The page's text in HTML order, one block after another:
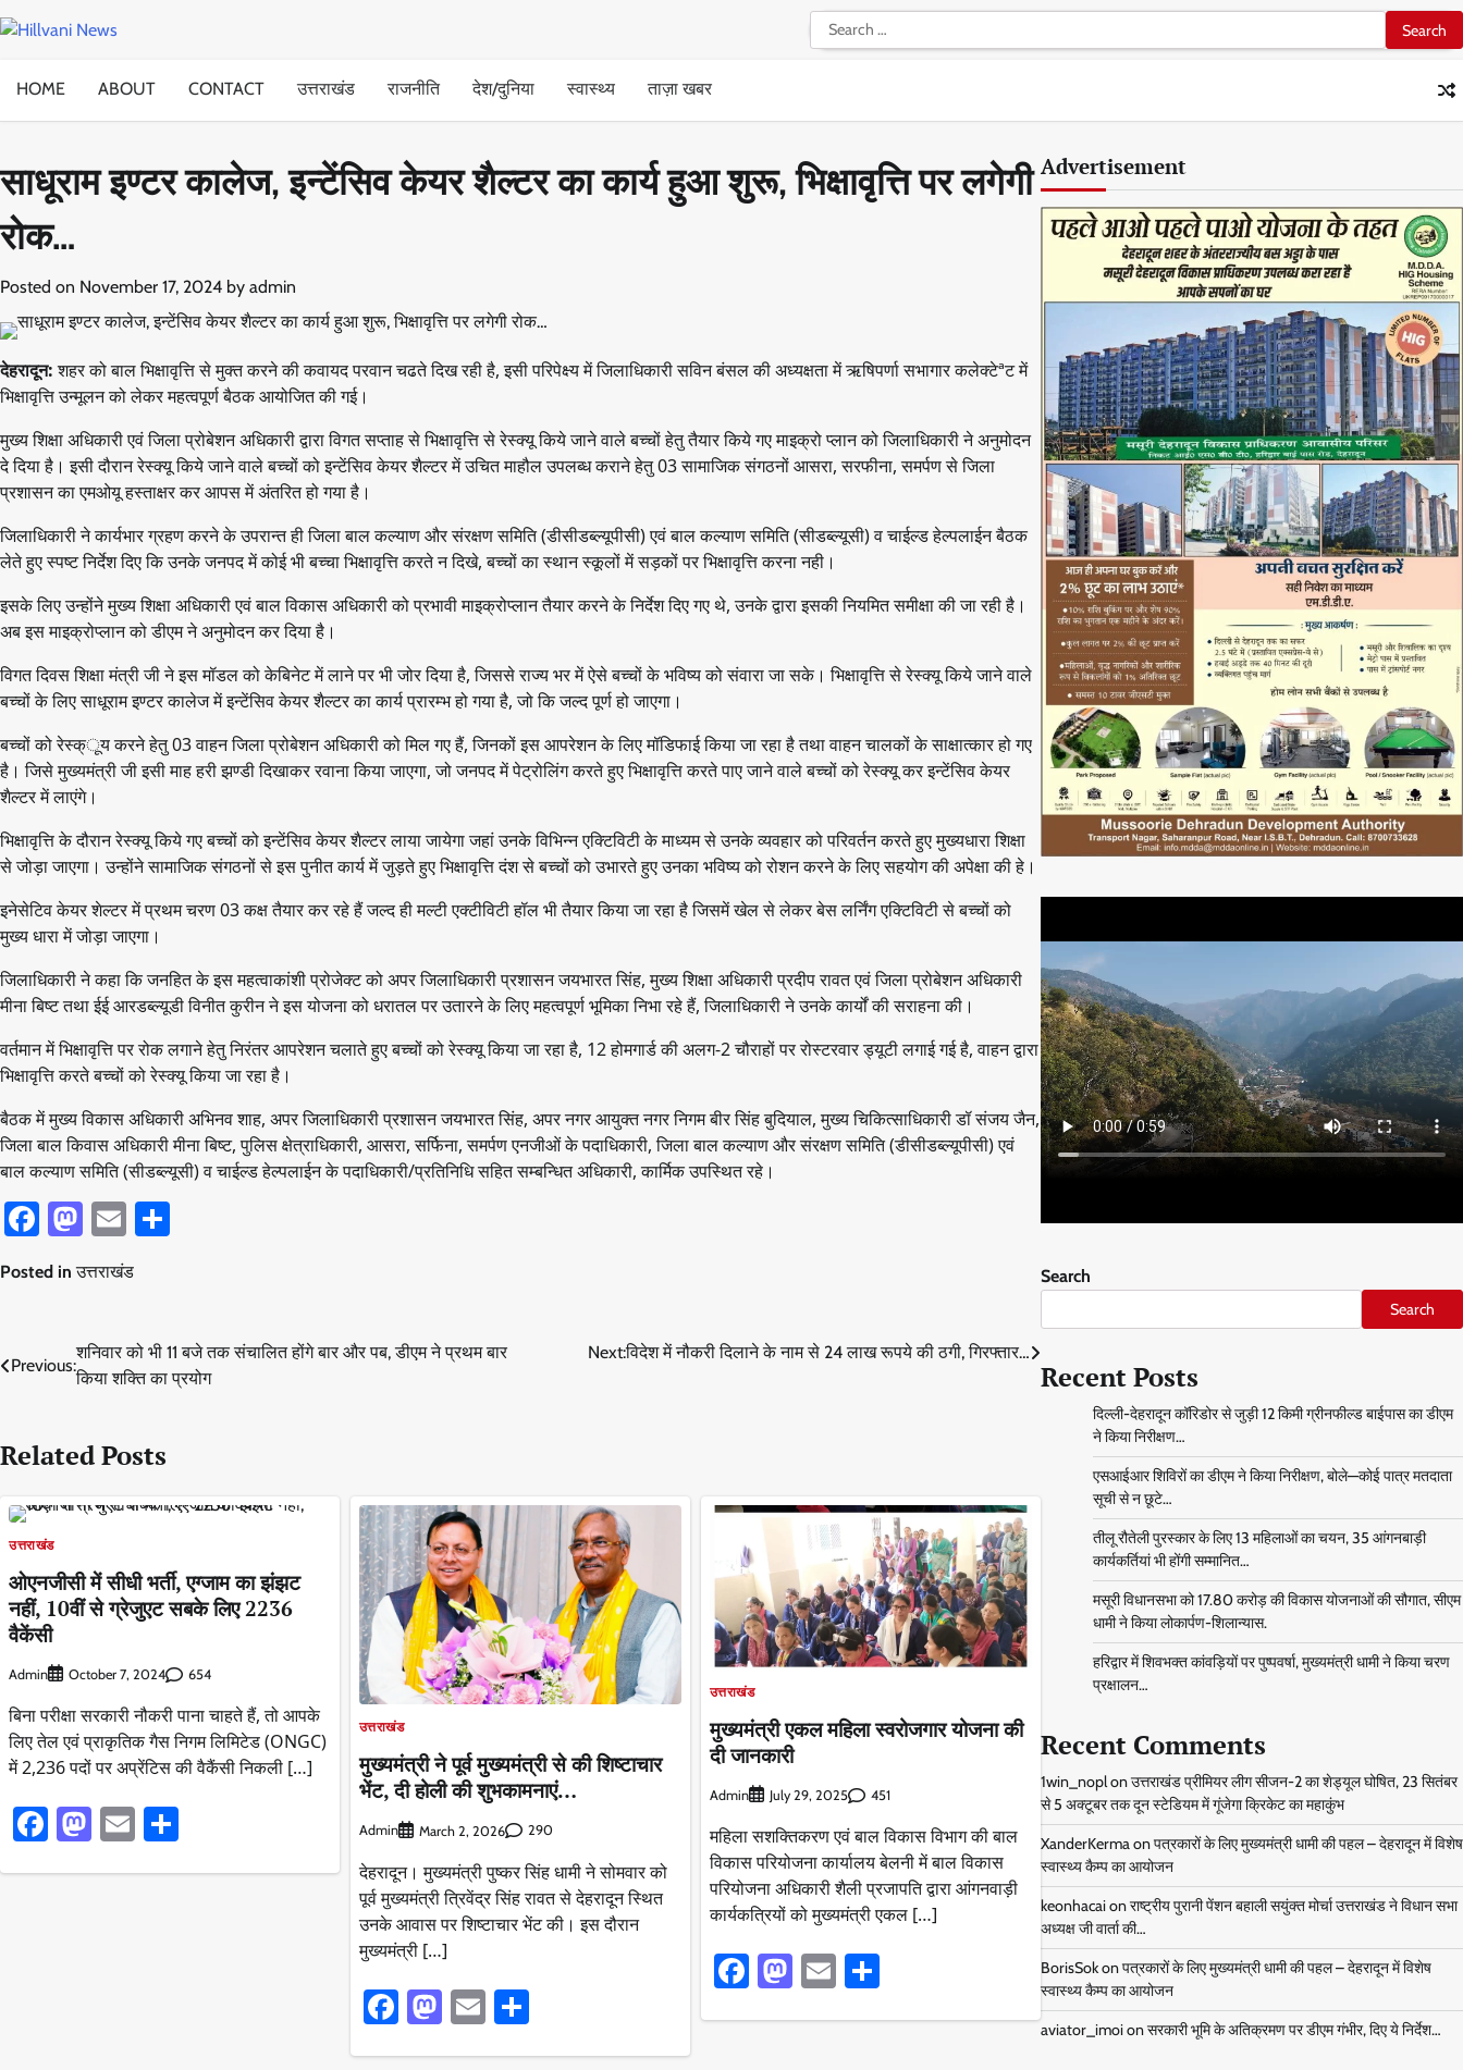
to
Search
for:
HOME
ABOUT CONTACT उत्तराखंड राजनीति देश/दुनिया स्वास्थ्य ताज़ा खबर
साधूराम इण्टर कालेज, इन्टेंसिव केयर शैल्टर का कार्य हुआ शुरू, भिक्षावृत्ति पर लगेगी
रोक…
Posted on November 17, 2024 by admin
देहरादून:शहर को बाल भिक्षावृत्ति से मुक्त करने की कवायद परवान चढते दिख रही है, इसी परिपेक्ष्य में जिलाधिकारी सविन बंसल की अध्यक्षता में ऋषिपर्णा सभागार कलेक्टेªट में
भिक्षावृत्ति उन्मूलन को लेकर महत्वपूर्ण बैठक आयोजित की गई।
मुख्य शिक्षा अधिकारी एवं जिला प्रोबेशन अधिकारी द्वारा विगत सप्ताह से भिक्षावृत्ति से रेस्क्यू किये जाने वाले बच्चों हेतु तैयार किये गए माइक्रो प्लान को जिलाधिकारी ने अनुमोदन
दे दिया है। इसी दौरान रेस्क्यू किये जाने वाले बच्चों को इन्टेंसिव केयर शैल्टर में उचित माहौल उपलब्ध कराने हेतु 03 सामाजिक संगठनों आसरा, सरफीना, समर्पण से जिला
प्रशासन का एमओयू हस्ताक्षर कर आपस में अंतरित हो गया है।
जिलाधिकारी ने कार्यभार ग्रहण करने के उपरान्त ही जिला बाल कल्याण और संरक्षण समिति (डीसीडब्ल्यूपीसी) एवं बाल कल्याण समिति (सीडब्ल्यूसी) व चाईल्ड हेल्पलाईन बैठक
लेते हुए स्पष्ट निर्देश दिए कि उनके जनपद में कोई भी बच्चा भिक्षावृत्ति करते न दिखे, बच्चों का स्थान स्कूलों में सड़कों पर भिक्षावृत्ति करना नही।
इसके लिए उन्होंने मुख्य शिक्षा अधिकारी एवं बाल विकास अधिकारी को प्रभावी माइक्रोप्लान तैयार करने के निर्देश दिए गए थे, उनके द्वारा इसकी नियमित समीक्षा की जा रही है।
अब इस माइक्रोप्लान को डीएम ने अनुमोदन कर दिया है।
विगत दिवस शिक्षा मंत्री जी ने इस मॉडल को केबिनेट में लाने पर भी जोर दिया है, जिससे राज्य भर में ऐसे बच्चों के भविष्य को संवारा जा सके। भिक्षावृत्ति से रेस्क्यू किये जाने वाले
बच्चों के लिए साधूराम इण्टर कालेज में इन्टेंसिव केयर शैल्टर का कार्य प्रारम्भ हो गया है, जो कि जल्द पूर्ण हो जाएगा।
बच्चों को रेस्क्ूय करने हेतु 03 वाहन जिला प्रोबेशन अधिकारी को मिल गए हैं, जिनकों इस आपरेशन के लिए मॉडिफाई किया जा रहा है तथा वाहन चालकों के साक्षात्कार हो गए
है। जिसे मुख्यमंत्री जी इसी माह हरी झण्डी दिखाकर रवाना किया जाएगा, जो जनपद में पेट्रोलिंग करते हुए भिक्षावृत्ति करते पाए जाने वाले बच्चों को रेस्क्यू कर इन्टेंसिव केयर
शैल्टर में लाएंगे।
भिक्षावृत्ति के दौरान रेस्क्यू किये गए बच्चों को इन्टेंसिव केयर शैल्टर लाया जायेगा जहां उनके विभिन्न एक्टिविटी के माध्यम से उनके व्यवहार को परिवर्तन करते हुए मुख्यधारा शिक्षा
से जोड़ा जाएगा। उन्होंने सामाजिक संगठनों से इस पुनीत कार्य में जुड़ते हुए भिक्षावृत्ति दंश से बच्चों को उभारते हुए उनका भविष्य को रोशन करने के लिए सहयोग की अपेक्षा की हे।
इनेसेटिव केयर शेल्टर में प्रथम चरण 03 कक्ष तैयार कर रहे हैं जल्द ही मल्टी एक्टीविटी हॉल भी तैयार किया जा रहा है जिसमें खेल से लेकर बेस लर्निंग एक्टिविटी से बच्चों को
मुख्य धारा में जोड़ा जाएगा।
जिलाधिकारी ने कहा कि जनहित के इस महत्वाकांशी प्रोजेक्ट को अपर जिलाधिकारी प्रशासन जयभारत सिंह, मुख्य शिक्षा अधिकारी प्रदीप रावत एवं जिला प्रोबेशन अधिकारी
मीना बिष्ट तथा ईई आरडब्ल्यूडी विनीत कुरीन ने इस योजना को धरातल पर उतारने के लिए महत्वपूर्ण भूमिका निभा रहे हैं, जिलाधिकारी ने उनके कार्यों की सराहना की।
वर्तमान में भिक्षावृत्ति पर रोक लगाने हेतु निरंतर आपरेशन चलाते हुए बच्चों को रेस्क्यू किया जा रहा है, 12 होमगार्ड की अलग-2 चौराहों पर रोस्टरवार ड्यूटी लगाई गई है, वाहन द्वारा
भिक्षावृत्ति करते बच्चों को रेस्क्यू किया जा रहा है।
बैठक में मुख्य विकास अधिकारी अभिनव शाह, अपर जिलाधिकारी प्रशासन जयभारत सिंह, अपर नगर आयुक्त नगर निगम बीर सिंह बुदियाल, मुख्य चिकित्साधिकारी डॉ संजय जैन,
जिला बाल किवास अधिकारी मीना बिष्ट, पुलिस क्षेत्राधिकारी, आसरा, सर्फिना, समर्पण एनजीओं के पदाधिकारी, जिला बाल कल्याण और संरक्षण समिति (डीसीडब्ल्यूपीसी) एवं
बाल कल्याण समिति (सीडब्ल्यूसी) व चाईल्ड हेल्पलाईन के पदाधिकारी/प्रतिनिधि सहित सम्बन्धित अधिकारी, कार्मिक उपस्थित रहे।
Facebook
Mastodon
Email
Posted inउत्तराखंड
Post
Previous:
शनिवार को भी 11 बजे तक संचालित होंगे बार और पब, डीएम ने प्रथम बार
किया शक्ति का प्रयोग
Next:विदेश में नौकरी दिलाने के नाम से 24 लाख रूपये की ठगी, गिरफ्तार…
Related Posts
उत्तराखंड
ओएनजीसी में सीधी भर्ती, एग्जाम का झंझट
नहीं, 10वीं से ग्रेजुएट सबके लिए 2236
वैकेंसी
Admin October 7, 2024 654
बिना परीक्षा सरकारी नौकरी पाना चाहते हैं, तो आपके
लिए तेल एवं प्राकृतिक गैस निगम लिमिटेड (ONGC)
में 2,236 पदों पर अप्रेंटिस की वैकैंसी निकली […]
Facebook
Mastodon
Email
उत्तराखंड
मुख्यमंत्री ने पूर्व मुख्यमंत्री से की शिष्टाचार
भेंट, दी होली की शुभकामनाएं…
Admin March 2, 2026 290
देहरादून। मुख्यमंत्री पुष्कर सिंह धामी ने सोमवार को
पूर्व मुख्यमंत्री त्रिवेंद्र सिंह रावत से देहरादून स्थित
उनके आवास पर शिष्टाचार भेंट की। इस दौरान
मुख्यमंत्री […]
Facebook
Mastodon
EmailShare
उत्तराखंड
मुख्यमंत्री एकल महिला स्वरोजगार योजना की
दी जानकारी
Admin July 29, 2025 451
महिला सशक्तिकरण एवं बाल विकास विभाग की बाल
विकास परियोजना कार्यालय बेलनी में बाल विकास
परियोजना अधिकारी शैली प्रजापति द्वारा आंगनवाड़ी
कार्यकत्रियों को मुख्यमंत्री एकल […]
Facebook
Mastodon
EmailShare
Advertisement
Search
Search
Recent Posts
दिल्ली-देहरादून कॉरिडोर से जुड़ी 12 किमी ग्रीनफील्ड बाईपास का डीएम
ने किया निरीक्षण…
एसआईआर शिविरों का डीएम ने किया निरीक्षण, बोले—कोई पात्र मतदाता
सूची से न छूटे…
तीलू रौतेली पुरस्कार के लिए 13 महिलाओं का चयन, 35 आंगनबाड़ी
कार्यकर्तियां भी होंगी सम्मानित…
मसूरी विधानसभा को 17.80 करोड़ की विकास योजनाओं की सौगात, सीएम
धामी ने किया लोकार्पण-शिलान्यास.
हरिद्वार में शिवभक्त कांवड़ियों पर पुष्पवर्षा, मुख्यमंत्री धामी ने किया चरण
प्रक्षालन…
Recent Comments
1win_noplonउत्तराखंड प्रीमियर लीग सीजन-2 का शेड्यूल घोषित, 23 सितंबर
से 5 अक्टूबर तक दून स्टेडियम में गूंजेगा क्रिकेट का महाकुंभ
XanderKermaonपत्रकारों के लिए मुख्यमंत्री धामी की पहल – देहरादून में विशेष
स्वास्थ्य कैम्प का आयोजन
keonhacaionराष्ट्रीय पुरानी पेंशन बहाली सयुंक्त मोर्चा उत्तराखंड ने विधान सभा
अध्यक्ष जी वार्ता की…
BorisSokonपत्रकारों के लिए मुख्यमंत्री धामी की पहल – देहरादून में विशेष
स्वास्थ्य कैम्प का आयोजन
aviator_imoionसरकारी भूमि के अतिक्रमण पर डीएम गंभीर, दिए ये निर्देश…